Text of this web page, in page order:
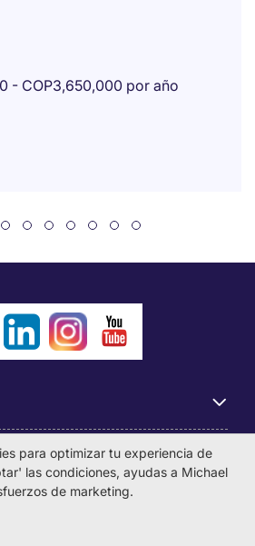
- COP3,650,000 por año
para optimizar tu experiencia de
las condiciones, ayudas a Michael
de marketing.